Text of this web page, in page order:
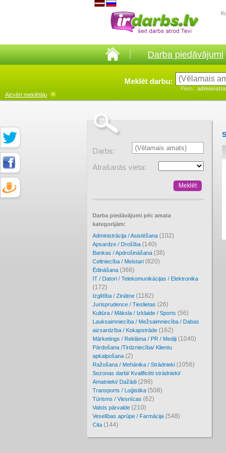
Darba piedāvājumi
Meklēt darbu:
Piem.:
Aizvērt meklētāju
Darbs:
Atrašanās vieta:
Darba piedāvājumi pēc amata
kategorijām:
Administrācija / Asistēšana (102)
Apsardze / Drošība (140)
Bankas / Apdrošināšana (38)
Celtniecība / Meistari (820)
Ēdināšana (366)
IT / Datori / Telekomunikācijas / Elektronika
(172)
Izglītība / Zinātne (1182)
Jurisprudence / Tieslietas (26)
Kultūra / Māksla / Izklaide / Sports (56)
Lauksaimniecība / Mežsaimniecība / Dabas
aizsardzība / Kokapstrāde (162)
Mārketings / Reklāma / PR / Mediji (1040)
Pārdošana /Tirdzniecība/ Klientu
apkalpošana (2)
Ražošana / Mehānika / Strādnieki (1056)
Sezonas darbi/ Kvalificēti strādnieki/
Amatnieki/ Dažādi (298)
Transports / Loģistika (508)
Tūrisms / Viesnīcas (62)
Valsts pārvalde (210)
Veselības aprūpe / Farmācija (548)
Cita (144)